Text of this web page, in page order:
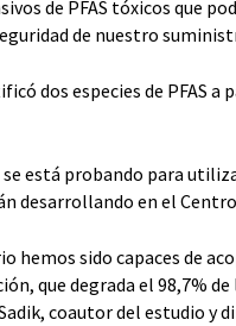
de PFAS tóxicos que
de nuestro
dos especies de PFAS a
está probando para
desarrollando en el
sido capaces de
que degrada el 98,7% de
coautor del estudio y